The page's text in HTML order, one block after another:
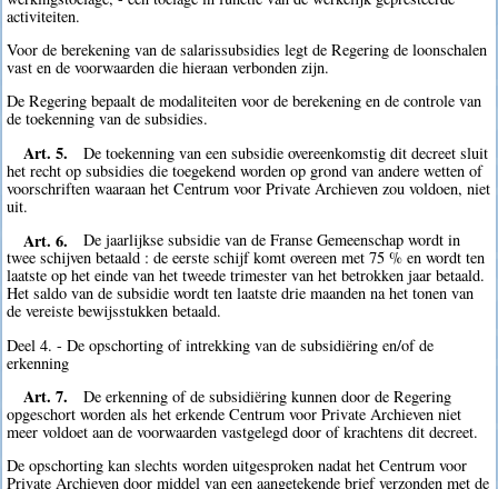
activiteiten.
Voor de berekening van de salarissubsidies legt de Regering de loonschalen
vast en de voorwaarden die hieraan verbonden zijn.
De Regering bepaalt de modaliteiten voor de berekening en de controle van
de toekenning van de subsidies.
Art. 5.
De toekenning van een subsidie overeenkomstig dit decreet sluit
het recht op subsidies die toegekend worden op grond van andere wetten of
voorschriften waaraan het Centrum voor Private Archieven zou voldoen, niet
uit.
Art. 6.
De jaarlijkse subsidie van de Franse Gemeenschap wordt in
twee schijven betaald : de eerste schijf komt overeen met 75 % en wordt ten
laatste op het einde van het tweede trimester van het betrokken jaar betaald.
Het saldo van de subsidie wordt ten laatste drie maanden na het tonen van
de vereiste bewijsstukken betaald.
Deel 4. - De opschorting of intrekking van de subsidiëring en/of de
erkenning
Art. 7.
De erkenning of de subsidiëring kunnen door de Regering
opgeschort worden als het erkende Centrum voor Private Archieven niet
meer voldoet aan de voorwaarden vastgelegd door of krachtens dit decreet.
De opschorting kan slechts worden uitgesproken nadat het Centrum voor
Private Archieven door middel van een aangetekende brief verzonden met de